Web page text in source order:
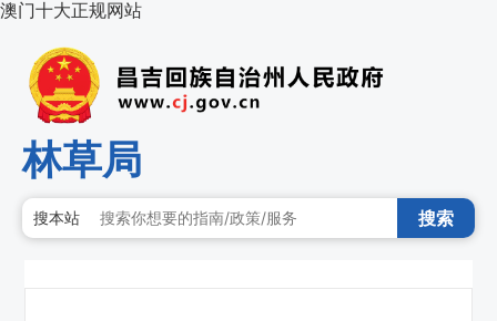
澳门十大正规网站
林草局
搜本站 搜索